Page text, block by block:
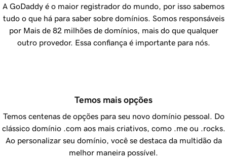
A GoDaddy é o maior registrador do mundo, por isso sabemos
tudo o que há para saber sobre domínios. Somos responsáveis
por Mais de 82 milhõesde domínios, mais do que qualquer
outro provedor. Essa confiança é importante para nós.
Temos mais opções
Temos centenas de opções para seu novo domínio pessoal. Do
clássico domínio .com aos mais criativos, como .me ou .rocks.
Ao personalizar seu domínio, você se destaca da multidão da
melhor maneira possível.